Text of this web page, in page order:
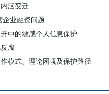
涵变迁
企业融资问题
中的敏感个人信息保护
腐
模式、理论困境及保护路径